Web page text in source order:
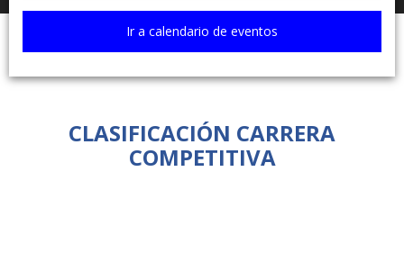
CLASIFICACIÓN CARRERA
COMPETITIVA
Ir a calendario de eventos